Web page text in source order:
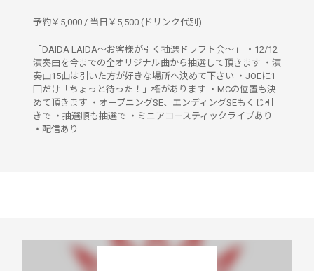
予約￥5,000 / 当日￥5,500 (ドリンク代別)
「DAIDA LAIDA〜お客様が引く抽選ドラフト会〜」 ・12/12
演奏曲を今までの全オリジナル曲から抽選して頂きます ・演
奏曲15曲は引いた方が好きな場所へ決めて下さい ・JOEに1
回だけ「ちょっと待った！」権があります ・MCの位置も決
めて頂きます ・オープニングSE、エンディングSEもくじ引
きで ・抽選順も抽選で ・ミニアコースティックライブあり
・配信あり ...